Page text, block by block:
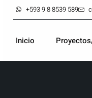
+593 9 8 8539 589
Inicio